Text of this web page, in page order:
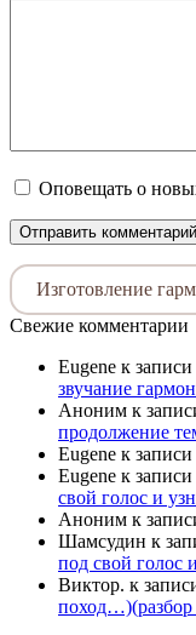
Оповещать о
Изготовление
Свежие комментарии
Eugene к записи
звучание
Аноним к
продолжение
Eugene к записи
Eugene к записи
свой голос и
Аноним к
Шамсудин к
под свой голос
Виктор. к